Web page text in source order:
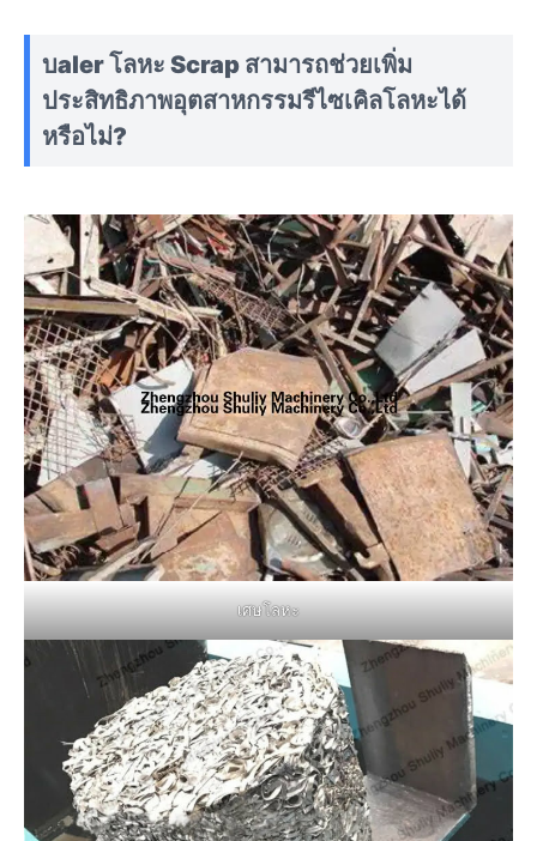
บaler โลหะ Scrap สามารถช่วยเพิ่ม
ประสิทธิภาพอุตสาหกรรมรีไซเคิลโลหะได้
หรือไม่?
เศษโลหะ